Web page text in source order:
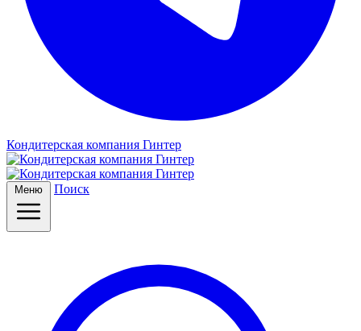
Кондитерская компания Гинтер
Меню Поиск